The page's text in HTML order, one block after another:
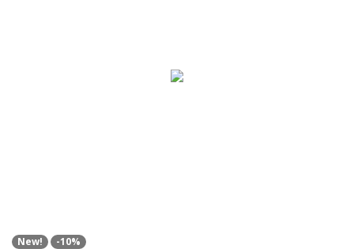
New! -10%